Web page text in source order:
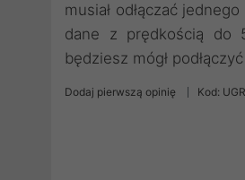
musiał odłączać
dane z prędkością do
będziesz mógł
Dodaj pierwszą opinię Kod: